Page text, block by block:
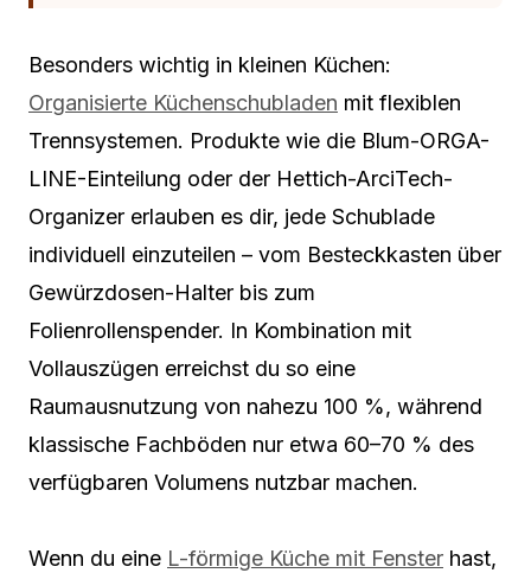
Besonders wichtig in kleinen Küchen:
Organisierte Küchenschubladen mit flexiblen
Trennsystemen. Produkte wie die Blum-ORGA-
LINE-Einteilung oder der Hettich-ArciTech-
Organizer erlauben es dir, jede Schublade
individuell einzuteilen – vom Besteckkasten über
Gewürzdosen-Halter bis zum
Folienrollenspender. In Kombination mit
Vollauszügen erreichst du so eine
Raumausnutzung von nahezu 100 %, während
klassische Fachböden nur etwa 60–70 % des
verfügbaren Volumens nutzbar machen.
Wenn du eine L-förmige Küche mit Fenster hast,